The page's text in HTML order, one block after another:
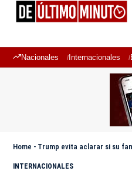
Nacionales Internacionales
Home - Trump evita aclarar si su
INTERNACIONALES